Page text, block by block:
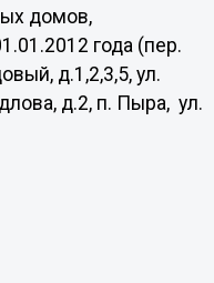
домов,
года (пер.
д.1,2,3,5, ул.
д.2, п. Пыра, ул.